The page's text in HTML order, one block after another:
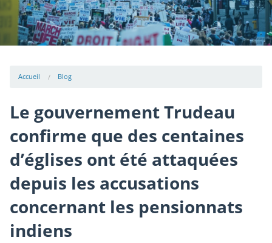
Accueil Blog
Le gouvernement Trudeau
confirme que des centaines
d’églises ont été attaquées
depuis les accusations
concernant les pensionnats
indiens